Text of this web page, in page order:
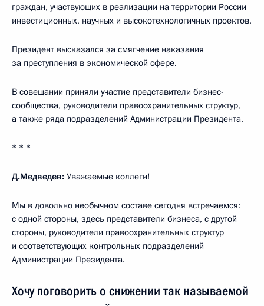
граждан, участвующих в реализации на территории России
инвестиционных, научных и высокотехнологичных проектов.
Президент высказался за смягчение наказания
за преступления в экономической сфере.
В совещании приняли участие представители бизнес-
сообщества, руководители правоохранительных структур,
а также ряда подразделений Администрации Президента.
* * *
Д.Медведев: Уважаемые коллеги!
Мы в довольно необычном составе сегодня встречаемся:
с одной стороны, здесь представители бизнеса, с другой
стороны, руководители правоохранительных структур
и соответствующих контрольных подразделений
Администрации Президента.
Хочу поговорить о снижении так называемой